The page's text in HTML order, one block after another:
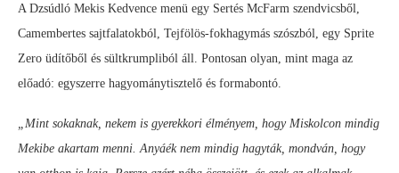
A Dzsúdló Mekis Kedvence menü egy Sertés McFarm szendvicsből,
Camembertes sajtfalatokból, Tejfölös-fokhagymás szószból, egy Sprite
Zero üdítőből és sültkrumpliból áll. Pontosan olyan, mint maga az
előadó: egyszerre hagyománytisztelő és formabontó.
„Mint sokaknak, nekem is gyerekkori élményem, hogy Miskolcon mindig
Mekibe akartam menni. Anyáék nem mindig hagyták, mondván, hogy